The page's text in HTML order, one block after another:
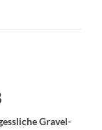
Gravel-